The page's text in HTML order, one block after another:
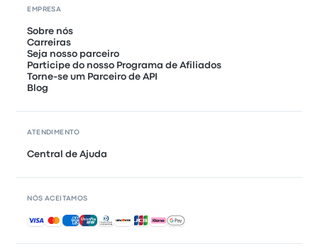
EMPRESA
Sobre nós
Carreiras
Seja nosso parceiro
Participe do nosso Programa de Afiliados
Torne-se um Parceiro de API
Blog
ATENDIMENTO
Central de Ajuda
NÓS ACEITAMOS
Pagamentos aceitos